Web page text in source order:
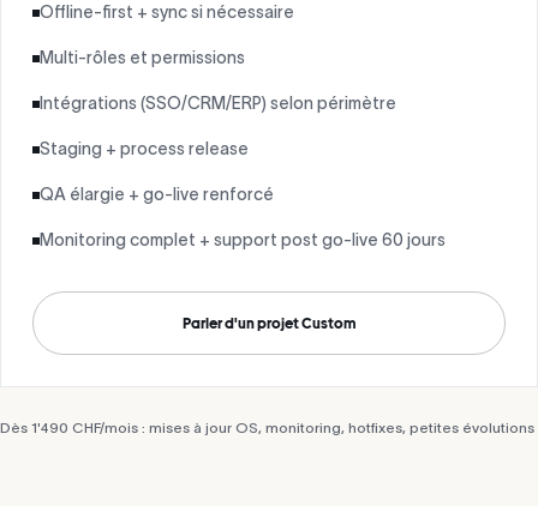
Offline-first + sync si nécessaire
Multi-rôles et permissions
Intégrations (SSO/CRM/ERP) selon périmètre
Staging + process release
QA élargie + go-live renforcé
Monitoring complet + support post go-live 60 jours
Parler d'un projet Custom
Dès 1'490 CHF/mois : mises à jour OS, monitoring, hotfixes, petites évolutions